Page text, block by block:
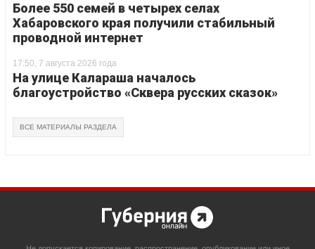
Более 550 семей в четырех селах
Хабаровского края получили стабильный
проводной интернет
17:50, 7 августа 2026 года
На улице Калараша началось
благоустройство «Сквера русских сказок»
ВСЕ МАТЕРИАЛЫ РАЗДЕЛА